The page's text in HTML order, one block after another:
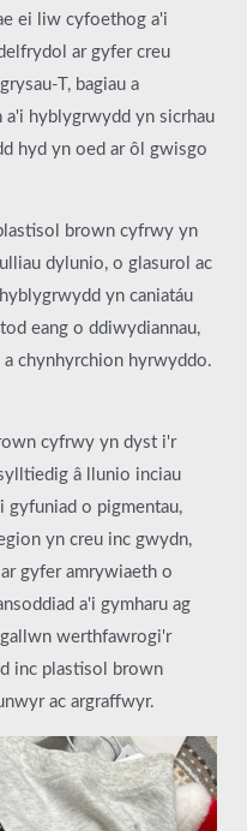
ei liw cyfoethog a'i
ar gyfer creu
T, bagiau a
hyblygrwydd yn sicrhau
hyd yn oed ar ôl gwisgo
brown cyfrwy yn
dylunio, o glasurol ac
yn caniatáu
eang o ddiwydiannau,
chynhyrchion hyrwyddo.
cyfrwy yn dyst i'r
â llunio inciau
gyfuniad o pigmentau,
yn creu inc gwydn,
gyfer amrywiaeth o
a'i gymharu ag
werthfawrogi'r
inc plastisol brown
ac argraffwyr.